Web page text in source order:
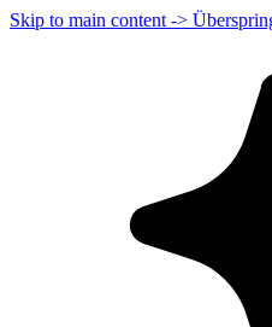
Skip to main content ->